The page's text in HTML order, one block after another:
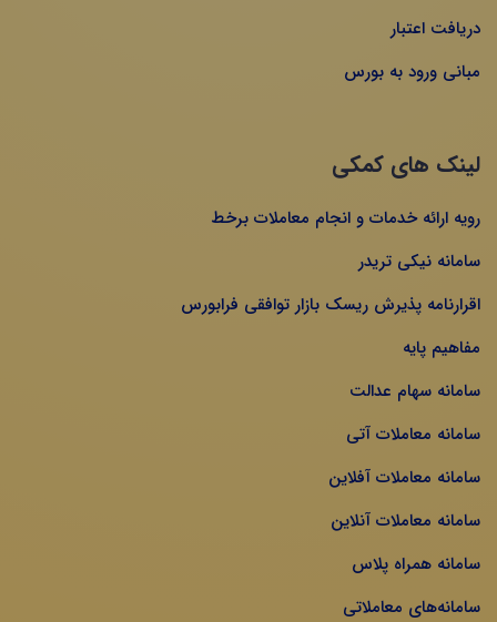
دریافت اعتبار
مبانی ورود به بورس
لینک های کمکی
رویه ارائه خدمات و انجام معاملات برخط
سامانه نیکی تریدر
اقرارنامه پذیرش ریسک بازار توافقی فرابورس
مفاهیم پایه
سامانه سهام عدالت
سامانه معاملات آتی
سامانه معاملات آفلاین
سامانه معاملات آنلاین
سامانه همراه پلاس
سامانه‌های معاملاتی